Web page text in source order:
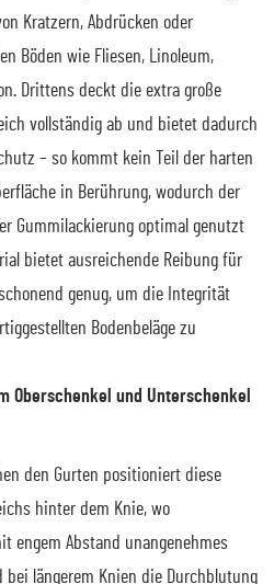
Kratzern, Abdrücken oder
Böden wie Fliesen, Linoleum,
Drittens deckt die extra große
vollständig ab und bietet dadurch
– so kommt kein Teil der harten
in Berührung, wodurch der
Gummilackierung optimal genutzt
bietet ausreichende Reibung für
genug, um die Integrität
Bodenbeläge zu
Oberschenkel und Unterschenkel
den Gurten positioniert diese
hinter dem Knie, wo
engem Abstand unangenehmes
längerem Knien die Durchblutung